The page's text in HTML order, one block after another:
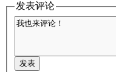
发表评论